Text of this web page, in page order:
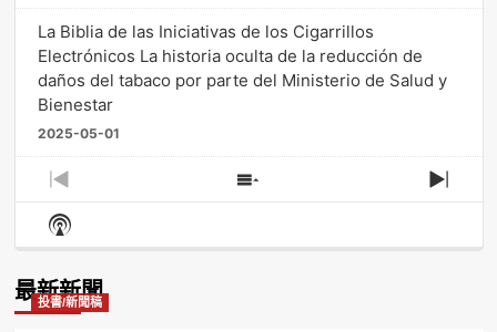
La Biblia de las Iniciativas de los Cigarrillos
Electrónicos La historia oculta de la reducción de
daños del tabaco por parte del Ministerio de Salud y
Bienestar
2025-05-01
Previous
Episode
Show
Episodes
Next
Show
Podcast
最新新聞
投書/新聞稿